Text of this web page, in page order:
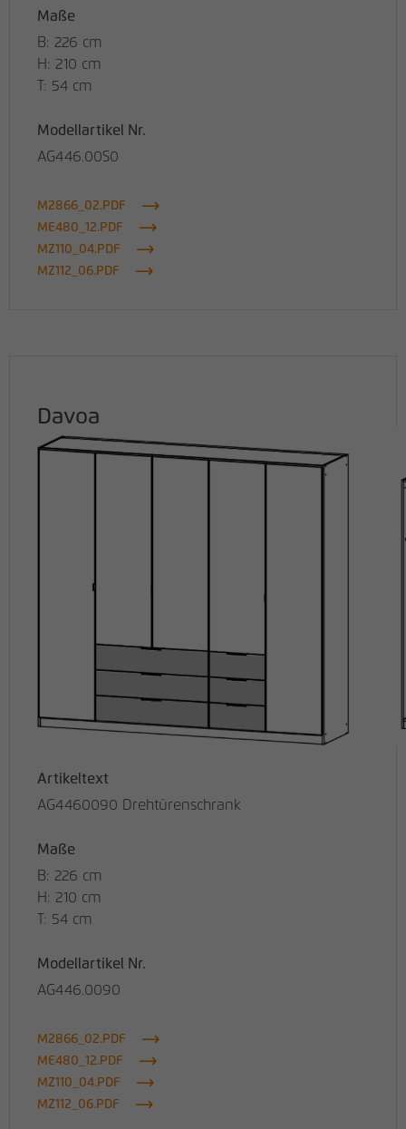
Maße
B: 226 cm
H: 210 cm
T: 54 cm
Modellartikel Nr.
AG446.00S0
M2866_02.PDF
ME480_12.PDF
MZ110_04.PDF
MZ112_06.PDF
Davoa
Artikeltext
AG4460090 Drehtürenschrank
Maße
B: 226 cm
H: 210 cm
T: 54 cm
Modellartikel Nr.
AG446.0090
M2866_02.PDF
ME480_12.PDF
MZ110_04.PDF
MZ112_06.PDF